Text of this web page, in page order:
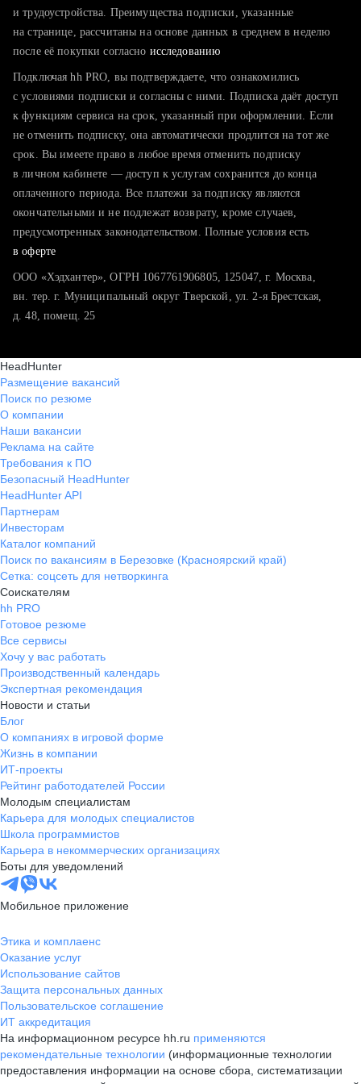
тратите много времени на поиск и вручную поднимаете
хотите сравнить себя с конкурентами и оценить шансы
и трудоустройства. Преимущества подписки, указанные
на странице, рассчитаны на основе данных в среднем в неделю
после её покупки согласно исследованию
Подключая hh PRO, вы подтверждаете, что ознакомились
с условиями подписки и согласны с ними. Подписка даёт доступ
к функциям сервиса на срок, указанный при оформлении. Если
не отменить подписку, она автоматически продлится на тот же
срок. Вы имеете право в любое время отменить подписку
в личном кабинете — доступ к услугам сохранится до конца
оплаченного периода. Все платежи за подписку являются
окончательными и не подлежат возврату, кроме случаев,
предусмотренных законодательством. Полные условия есть
в оферте
ООО «Хэдхантер», ОГРН 1067761906805, 125047, г. Москва,
вн. тер. г. Муниципальный округ Тверской, ул. 2-я Брестская,
д. 48, помещ. 25
HeadHunter
Размещение вакансий
Поиск по резюме
О компании
Наши вакансии
Реклама на сайте
Требования к ПО
Безопасный HeadHunter
HeadHunter API
Партнерам
Инвесторам
Каталог компаний
Поиск по вакансиям в Березовке (Красноярский край)
Сетка: соцсеть для нетворкинга
Соискателям
hh PRO
Готовое резюме
Все сервисы
Хочу у вас работать
Производственный календарь
Экспертная рекомендация
Новости и статьи
Блог
О компаниях в игровой форме
Жизнь в компании
ИТ-проекты
Рейтинг работодателей России
Молодым специалистам
Карьера для молодых специалистов
Школа программистов
Карьера в некоммерческих организациях
Боты для уведомлений
Мобильное приложение
Этика и комплаенс
Оказание услуг
Использование сайтов
Защита персональных данных
Пользовательское соглашение
ИТ аккредитация
На информационном ресурсе hh.ru применяются
рекомендательные технологии (информационные технологии
предоставления информации на основе сбора, систематизации